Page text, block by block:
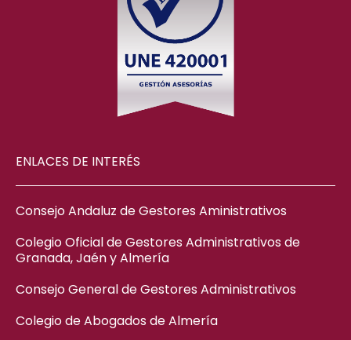
ENLACES DE INTERÉS
Consejo Andaluz de Gestores Aministrativos
Colegio Oficial de Gestores Administrativos de
Granada, Jaén y Almería
Consejo General de Gestores Administrativos
Colegio de Abogados de Almería